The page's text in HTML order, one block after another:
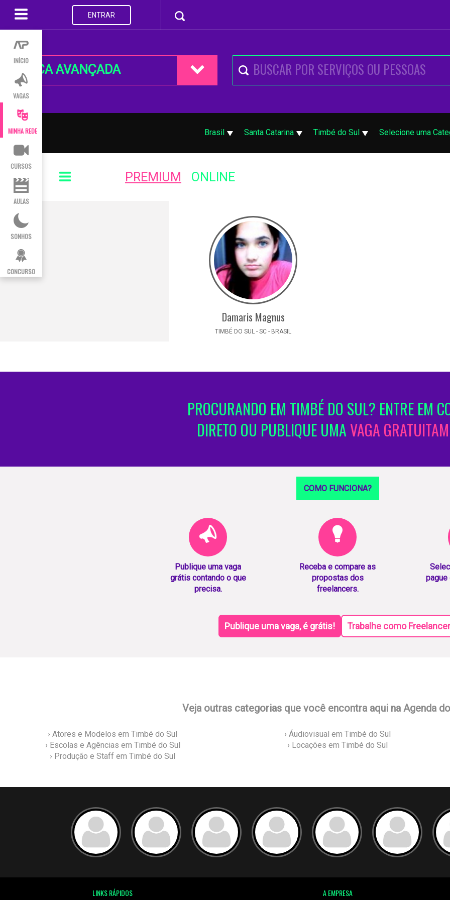
INÍCIO
VAGAS
MINHA REDE
CURSOS
AULAS
SONHOS
CONCURSO
ENTRAR
BUSCA AVANÇADA
Brasil Santa Catarina Timbé do Sul Selecione uma
PREMIUM ONLINE
Damaris Magnus
TIMBÉ DO SUL - SC - BRASIL
PROCURANDO EM TIMBÉ DO SUL? ENTRE EM
DIRETO OU PUBLIQUE UMAVAGA
COMO FUNCIONA?
Publique uma vaga
grátis contando o que
precisa.
Receba e compare as
propostas dos
freelancers.
pague
Publique uma vaga, é grátis! Trabalhe como Freelancer
Veja outras categorias que você encontra aqui na Agenda
› Atores e Modelos em Timbé do Sul › Áudiovisual em Timbé do Sul
› Escolas e Agências em Timbé do Sul
› Locações em Timbé do Sul
› Produção e Staff em Timbé do Sul
LINKS RÁPIDOS A EMPRESA